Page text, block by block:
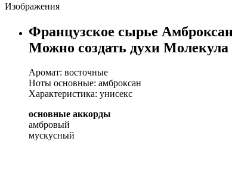
Изображения
Французское сырье
Можно создать духи
Аромат: восточные
Ноты основные: амброксан
Характеристика: унисекс
основные аккорды
амбровый
мускусный